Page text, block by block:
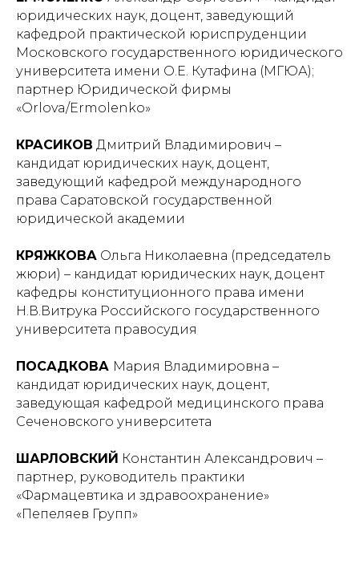
юридических наук, доцент, заведующий
кафедрой практической юриспруденции
Московского государственного юридического
университета имени О.Е. Кутафина (МГЮА);
партнер Юридической фирмы
«Orlova/Ermolenko»
КРАСИКОВ Дмитрий Владимирович –
кандидат юридических наук, доцент,
заведующий кафедрой международного
права Саратовской государственной
юридической академии
КРЯЖКОВА Ольга Николаевна (председатель
жюри) – кандидат юридических наук, доцент
кафедры конституционного права имени
Н.В.Витрука Российского государственного
университета правосудия
ПОСАДКОВА Мария Владимировна –
кандидат юридических наук, доцент,
заведующая кафедрой медицинского права
Сеченовского университета
ШАРЛОВСКИЙ Константин Александрович –
партнер, руководитель практики
«Фармацевтика и здравоохранение»
«Пепеляев Групп»